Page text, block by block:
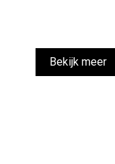
Bekijk meer